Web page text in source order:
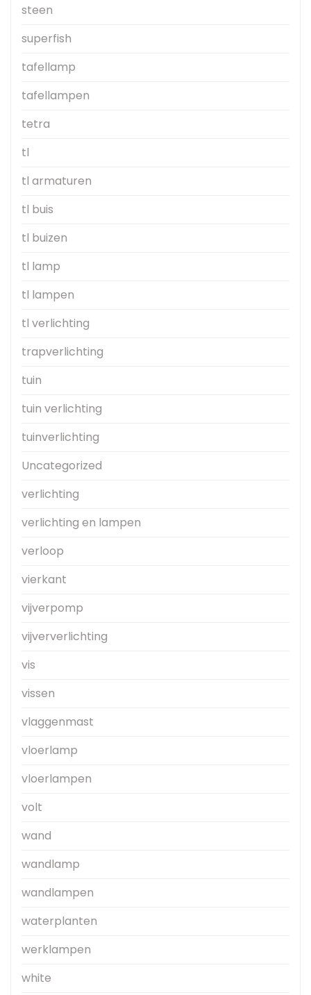
steen
superfish
tafellamp
tafellampen
tetra
tl
tl armaturen
tl buis
tl buizen
tl lamp
tl lampen
tl verlichting
trapverlichting
tuin
tuin verlichting
tuinverlichting
Uncategorized
verlichting
verlichting en lampen
verloop
vierkant
vijverpomp
vijververlichting
vis
vissen
vlaggenmast
vloerlamp
vloerlampen
volt
wand
wandlamp
wandlampen
waterplanten
werklampen
white